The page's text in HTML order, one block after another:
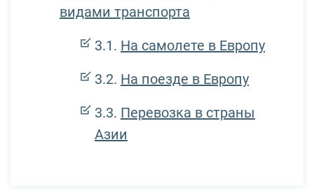
видами транспорта
На самолете в Европу
На поезде в Европу
Перевозка в страны
Азии